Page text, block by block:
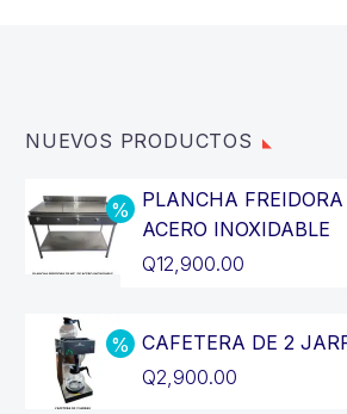
NUEVOS PRODUCTOS
PLANCHA
ACERO INOXIDABLE
El
original
era:
Q12,900.00
precio
actual
CAFETERA DE 2
El
Q2,900.00